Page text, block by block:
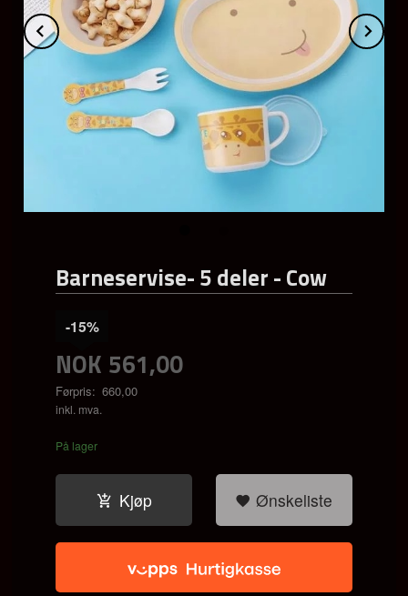
Prev
Barneservise- 5 deler - Cow
NOK 561,00
Førpris: 660,00
Rabatt
-15%
inkl. mva.
På lager
Kjøp Ønskeliste